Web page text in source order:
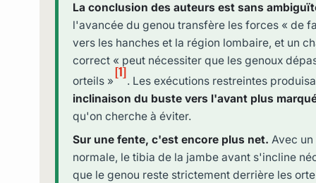
La conclusion des auteurs est sans
l'avancée du genou transfère les forces « de
vers les hanches et la région lombaire, et un
correct « peut nécessiter que les genoux
orteils »
[1]
. Les exécutions restreintes
inclinaison du buste vers l'avant plus
qu'on cherche à éviter.
Sur une fente, c'est encore plus net. Avec
normale, le tibia de la jambe avant s'incline
que le genou reste strictement derrière les